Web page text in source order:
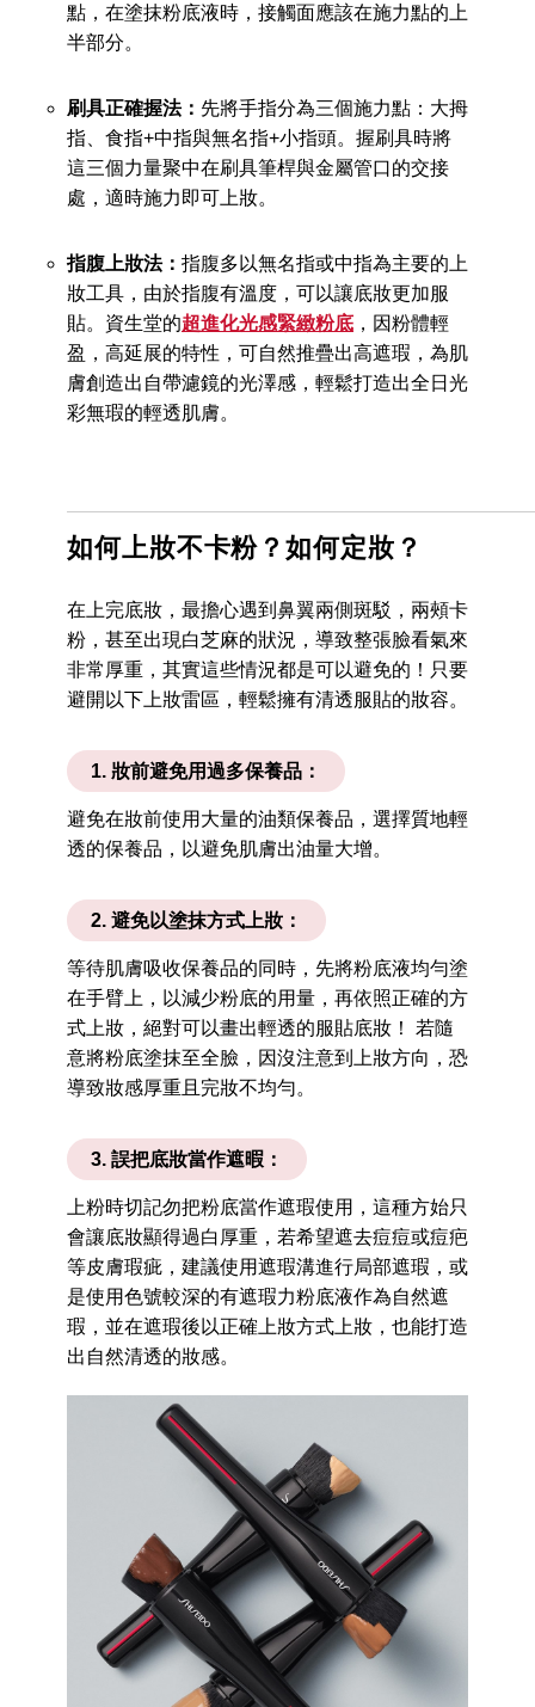
點，在塗抹粉底液時，接觸面應該在施力點的上
半部分。
刷具正確握法： 先將手指分為三個施力點：大拇
指、食指+中指與無名指+小指頭。握刷具時將
這三個力量聚中在刷具筆桿與金屬管口的交接
處，適時施力即可上妝。
指腹上妝法： 指腹多以無名指或中指為主要的上
妝工具，由於指腹有溫度，可以讓底妝更加服
貼。資生堂的超進化光感緊緻粉底 ，因粉體輕
盈，高延展的特性，可自然推疊出高遮瑕，為肌
膚創造出自帶濾鏡的光澤感，輕鬆打造出全日光
彩無瑕的輕透肌膚。
如何上妝不卡粉？如何定妝？
在上完底妝，最擔心遇到鼻翼兩側斑駁，兩頰卡
粉，甚至出現白芝麻的狀況，導致整張臉看氣來
非常厚重，其實這些情況都是可以避免的！只要
避開以下上妝雷區，輕鬆擁有清透服貼的妝容。
1. 妝前避免用過多保養品：
避免在妝前使用大量的油類保養品，選擇質地輕
透的保養品，以避免肌膚出油量大增。
2. 避免以塗抹方式上妝：
等待肌膚吸收保養品的同時，先將粉底液均勻塗
在手臂上，以減少粉底的用量，再依照正確的方
式上妝，絕對可以畫出輕透的服貼底妝！ 若隨
意將粉底塗抹至全臉，因沒注意到上妝方向，恐
導致妝感厚重且完妝不均勻。
3. 誤把底妝當作遮暇：
上粉時切記勿把粉底當作遮瑕使用，這種方始只
會讓底妝顯得過白厚重，若希望遮去痘痘或痘疤
等皮膚瑕疵，建議使用遮瑕溝進行局部遮瑕，或
是使用色號較深的有遮瑕力粉底液作為自然遮
瑕，並在遮瑕後以正確上妝方式上妝，也能打造
出自然清透的妝感。